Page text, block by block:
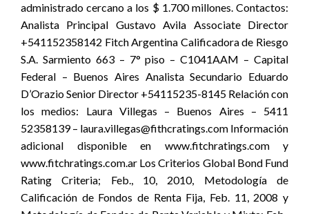
administrado cercano a los $ 1.700 millones. Contactos:
Analista Principal Gustavo Avila Associate Director
+541152358142 Fitch Argentina Calificadora de Riesgo
S.A. Sarmiento 663 – 7° piso – C1041AAM – Capital
Federal – Buenos Aires Analista Secundario Eduardo
D’Orazio Senior Director +54115235-8145 Relación con
los medios: Laura Villegas – Buenos Aires – 5411
52358139 – laura.villegas@fithcratings.com Información
adicional disponible en www.fitchratings.com y
www.fitchratings.com.ar Los Criterios Global Bond Fund
Rating Criteria; Feb., 10, 2010, Metodología de
Calificación de Fondos de Renta Fija, Feb. 11, 2008 y